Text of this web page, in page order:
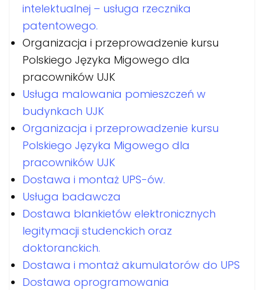
intelektualnej – usługa rzecznika
patentowego.
Organizacja i przeprowadzenie kursu
Polskiego Języka Migowego dla
pracowników UJK
Usługa malowania pomieszczeń w
budynkach UJK
Organizacja i przeprowadzenie kursu
Polskiego Języka Migowego dla
pracowników UJK
Dostawa i montaż UPS-ów.
Usługa badawcza
Dostawa blankietów elektronicznych
legitymacji studenckich oraz
doktoranckich.
Dostawa i montaż akumulatorów do UPS
Dostawa oprogramowania